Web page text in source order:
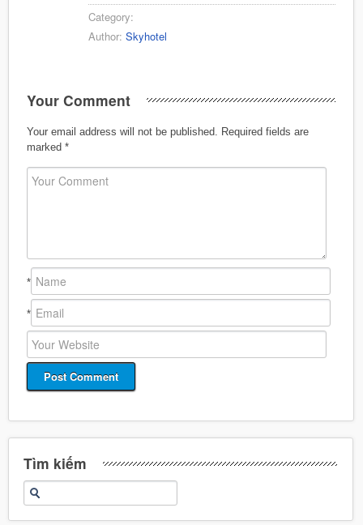
Category:
Author: Skyhotel
Your Comment
Your email address will not be published.
Required fields are
marked *
*
*
Tìm kiếm